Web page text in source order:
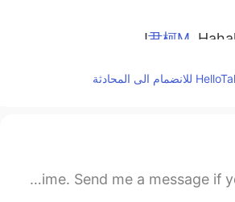
2020.08.20 10:26
Good evening wonderful people. It’s English practice time. Send